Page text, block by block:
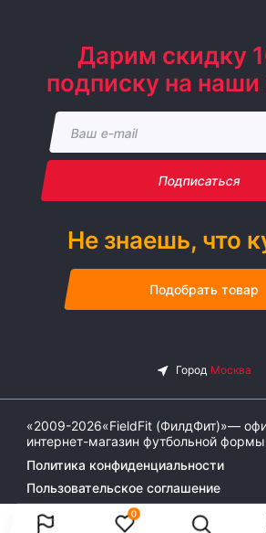
0
Дарим скидку
подписку на наши
Подписаться
Не знаешь, что
Подобрать товар
«2009-2026«FieldFit (ФилдФит)»—
интернет-магазин футбольной
Политика конфиденциальности
Пользовательское соглашение